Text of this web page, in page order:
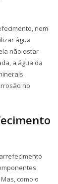
nem
água
não estar
a água da
no
como o